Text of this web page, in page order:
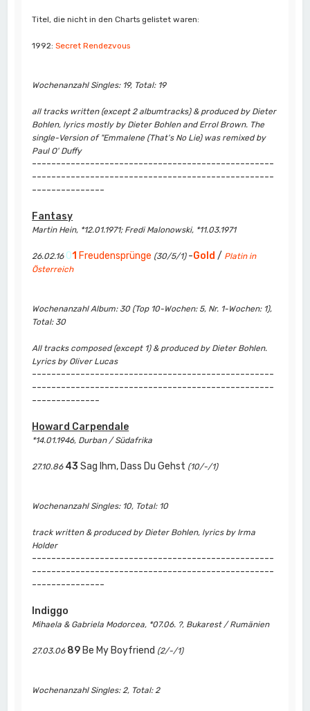
Titel, die nicht in den Charts gelistet waren:
1992:Secret Rendezvous
Wochenanzahl Singles: 19, Total: 19
all tracks written (except 2 albumtracks) & produced by Dieter
Bohlen, lyrics mostly by Dieter Bohlen and Errol Brown. The
single-Version of "Emmalene (That's No Lie) was remixed by
Paul O' Duffy
--------------------------------------------------
--------------------------------------------------
---------------
Fantasy
Martin Hein, *12.01.1971; Fredi Malonowski, *11.03.1971
26.02.16 01 Freudensprünge (30/5/1)-Gold / Platin in
Österreich
Wochenanzahl Album: 30 (Top 10-Wochen: 5, Nr. 1-Wochen: 1),
Total: 30
All tracks composed (except 1) & produced by Dieter Bohlen.
Lyrics by Oliver Lucas
--------------------------------------------------
--------------------------------------------------
--------------
Howard Carpendale
*14.01.1946, Durban / Südafrika
27.10.86 43 Sag Ihm, Dass Du Gehst (10/-/1)
Wochenanzahl Singles: 10, Total: 10
track written & produced by Dieter Bohlen, lyrics by Irma
Holder
--------------------------------------------------
--------------------------------------------------
---------------
Indiggo
Mihaela & Gabriela Modorcea, *07.06. ?, Bukarest / Rumänien
27.03.06 89 Be My Boyfriend (2/-/1)
Wochenanzahl Singles: 2, Total: 2